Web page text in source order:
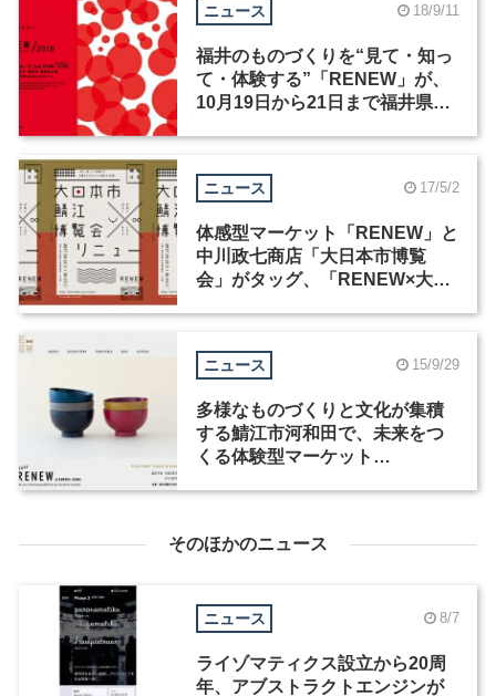
ニュース 18/9/11
福井のものづくりを“見て・知っ
て・体験する”「RENEW」が、
10月19日から21日まで福井県鯖
ニュース 17/5/2
体感型マーケット「RENEW」と
中川政七商店「大日本市博覧
会」がタッグ、「RENEW×大日
ニュース 15/9/29
多様なものづくりと文化が集積
する鯖江市河和田で、未来をつ
くる体験型マーケット
そのほかのニュース
ニュース 8/7
ライゾマティクス設立から20周
年、アブストラクトエンジンが